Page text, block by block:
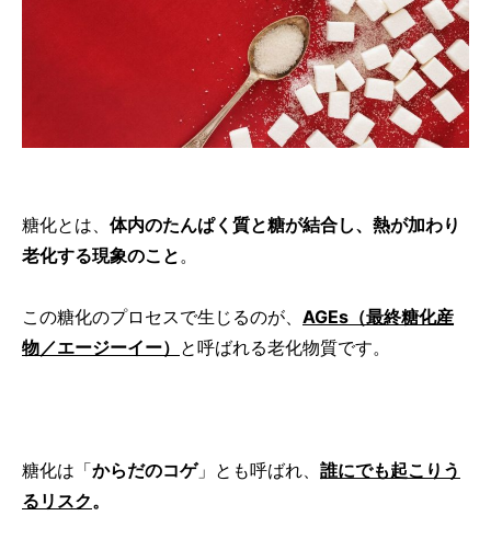
糖化とは、 体内のたんぱく質と糖が結合し、熱が加わり
老化する現象のこと。
この糖化のプロセスで生じるのが、 AGEs（最終糖化産
物／エージーイー） と呼ばれる老化物質です。
糖化は「からだのコゲ」とも呼ばれ、 誰にでも起こりう
るリスク。